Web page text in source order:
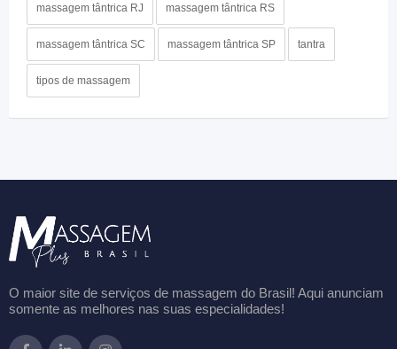
massagem tântrica RJ massagem tântrica RS
massagem tântrica SC massagem tântrica SP tantra
tipos de massagem
O maior site de serviços de massagem do Brasil! Aqui anunciam
somente as melhores nas suas especialidades!